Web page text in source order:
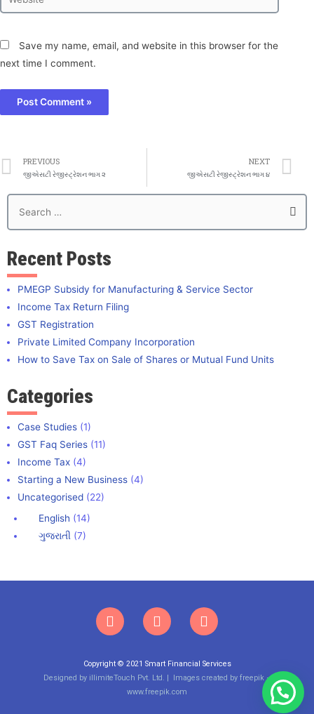
Save my name, email, and website in this browser for the
next time I comment.
PREVIOUS
જીએસટી રેજીસ્ટ્રેશન ભાગ ૨
NEXT
જીએસટી રેજીસ્ટ્રેશન ભાગ ૪
Recent Posts
PMEGP Subsidy for Manufacturing & Service Sector
Income Tax Return Filing
GST Registration
Private Limited Company Incorporation
How to Save Tax on Sale of Shares or Mutual Fund Units
Categories
Case Studies (1)
GST Faq Series (11)
Income Tax (4)
Starting a New Business (4)
Uncategorised (22)
English (14)
ગુજરાતી (7)
Copyright © 2021 Smart Financial Services
Designed by illimiteTouch Pvt. Ltd. |
Images created by freepik –
www.freepik.com